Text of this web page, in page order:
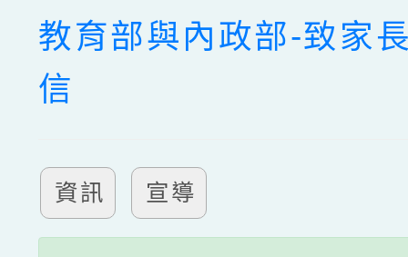
教育部與內政部-致家
信
資訊 宣導